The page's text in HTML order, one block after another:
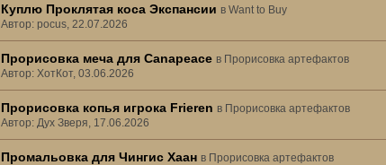
Куплю Проклятая коса Экспансии вWant to Buy
Автор: pocus, 22.07.2026
Прорисовка меча для Canapeace в Прорисовка артефактов
Автор: ХотКот, 03.06.2026
Прорисовка копья игрока Frieren в Прорисовка артефактов
Автор: Дух Зверя, 17.06.2026
Промальовка для Чингис Хаан в Прорисовка артефактов